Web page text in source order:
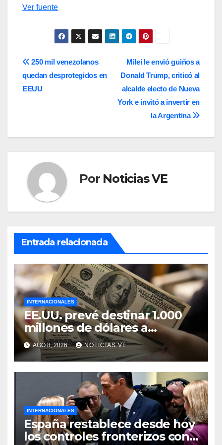
Ver fuente
Navegación
de
Milei le envió guiños a
Donald Trump, criticó al
alcalde electo de Nueva
York e invitó a invertir en
la Argentina
250 mil venezolanos
quedan desprotegidos en
EEUU
Por Noticias VE
Entrada relacionada
INTERNACIONALES
EE.UU. prevé destinar 1.000
millones de dólares a
Colombia para un paquete de
seguridad
AGO 8, 2026 NOTICIAS VE
INTERNACIONALES
España restablece desde hoy
los controles fronterizos con